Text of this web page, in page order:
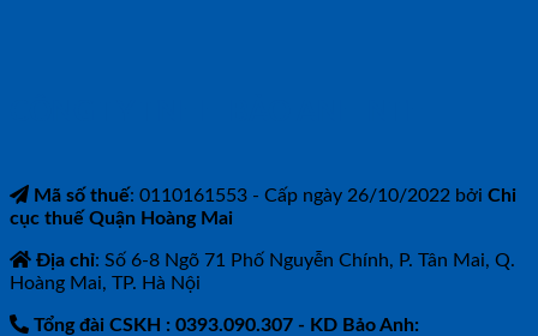
Mã số thuế: 0110161553 - Cấp ngày 26/10/2022 bởi Chi
cục thuế Quận Hoàng Mai
Địa chỉ: Số 6-8 Ngõ 71 Phố Nguyễn Chính, P. Tân Mai, Q.
Hoàng Mai, TP. Hà Nội
Tổng đài CSKH : 0393.090.307 - KD Bảo Anh: